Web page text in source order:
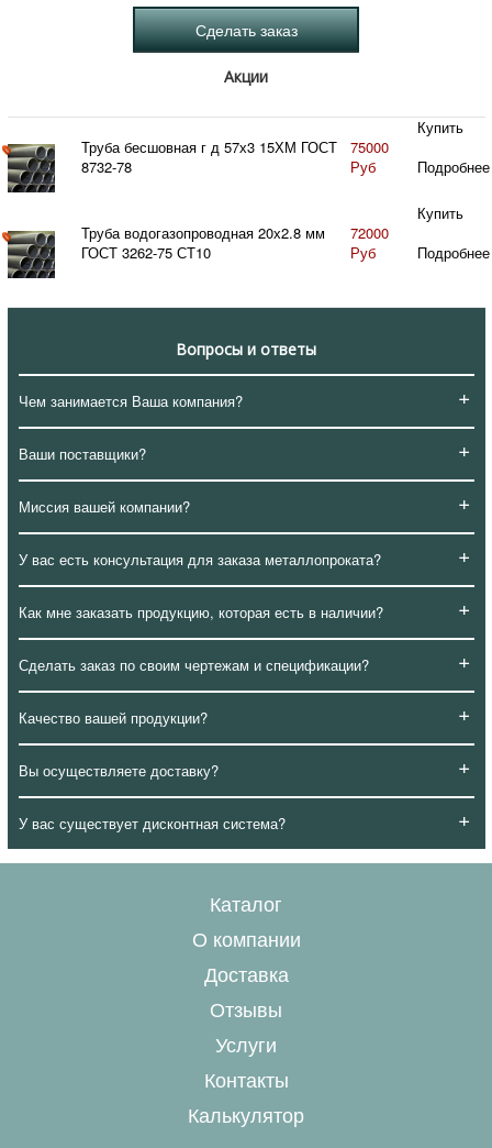
Акции
Труба бесшовная г д 57х3 15ХМ ГОСТ
8732-78
75000
Руб
Купить
Подробнее
Труба водогазопроводная 20х2.8 мм
ГОСТ 3262-75 СТ10
72000
Руб
Купить
Подробнее
Вопросы и ответы
+
Чем занимается Ваша компания?
+
Ваши поставщики?
+
Миссия вашей компании?
+
У вас есть консультация для заказа металлопроката?
+
Как мне заказать продукцию, которая есть в наличии?
+
Сделать заказ по своим чертежам и спецификации?
+
Качество вашей продукции?
+
Вы осуществляете доставку?
+
У вас существует дисконтная система?
Каталог
О компании
Доставка
Отзывы
Услуги
Контакты
Калькулятор